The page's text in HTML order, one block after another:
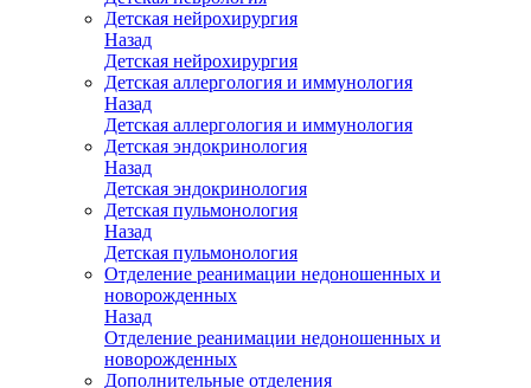
Детская нейрохирургия
Назад
Детская нейрохирургия
Детская аллергология и иммунология
Назад
Детская аллергология и иммунология
Детская эндокринология
Назад
Детская эндокринология
Детская пульмонология
Назад
Детская пульмонология
Отделение реанимации недоношенных и
новорожденных
Назад
Отделение реанимации недоношенных и
новорожденных
Дополнительные отделения